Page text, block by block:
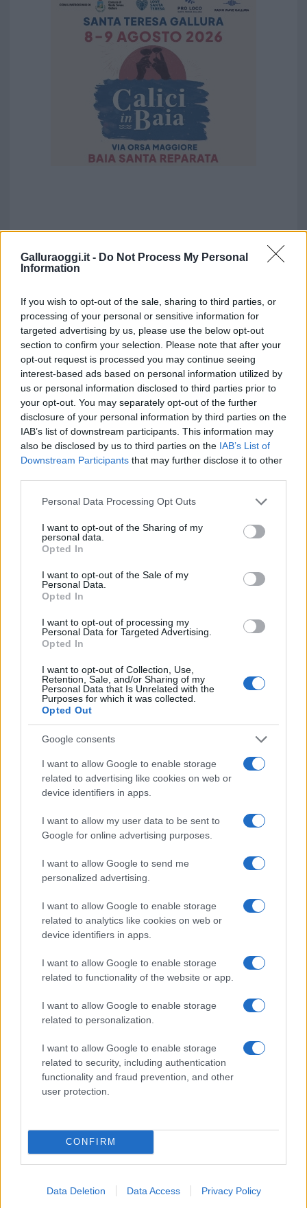
Galluraoggi.it - Do Not Process My Personal
Information
If you wish to opt-out of the sale, sharing to third parties, or
processing of your personal or sensitive information for
targeted advertising by us, please use the below opt-out
section to confirm your selection. Please note that after your
opt-out request is processed you may continue seeing
interest-based ads based on personal information utilized by
us or personal information disclosed to third parties prior to
your opt-out. You may separately opt-out of the further
disclosure of your personal information by third parties on the
IAB’s list of downstream participants. This information may
also be disclosed by us to third parties on the IAB’s List of
Downstream Participants that may further disclose it to other
Please note that this website/app uses one or more Google
not limited to your visit or usage behaviour. You may click to
grant or deny consent to Google and its third-party tags to
use your data for below specified purposes in below Google
consent section.
Personal Data Processing Opt Outs
I want to opt-out of the Sharing of my
personal data.
Opted In
I want to opt-out of the Sale of my
Personal Data.
Opted In
I want to opt-out of processing my
Personal Data for Targeted Advertising.
Opted In
I want to opt-out of Collection, Use,
Retention, Sale, and/or Sharing of my
Personal Data that Is Unrelated with the
Purposes for which it was collected.
Opted Out
Google consents
I want to allow Google to enable storage
related to advertising like cookies on web or
device identifiers in apps.
I want to allow my user data to be sent to
Google for online advertising purposes.
I want to allow Google to send me
personalized advertising.
I want to allow Google to enable storage
related to analytics like cookies on web or
device identifiers in apps.
I want to allow Google to enable storage
related to functionality of the website or app.
I want to allow Google to enable storage
related to personalization.
I want to allow Google to enable storage
related to security, including authentication
functionality and fraud prevention, and other
user protection.
CONFIRM
Data Deletion Data Access Privacy Policy
Vuoi rimuovere le pubblicità nazionali?
Puoi abbonarti asoli € 1,10 al mese
cliccandoqui
Sei già abbonato?
Puoi effettuare l'accesso andando nella
sezioneLogindal menù del sito o
TEMI: Hell Raton
Manuel Zappadu
Notizie in tempo reale?
Entra nel canale telegram di